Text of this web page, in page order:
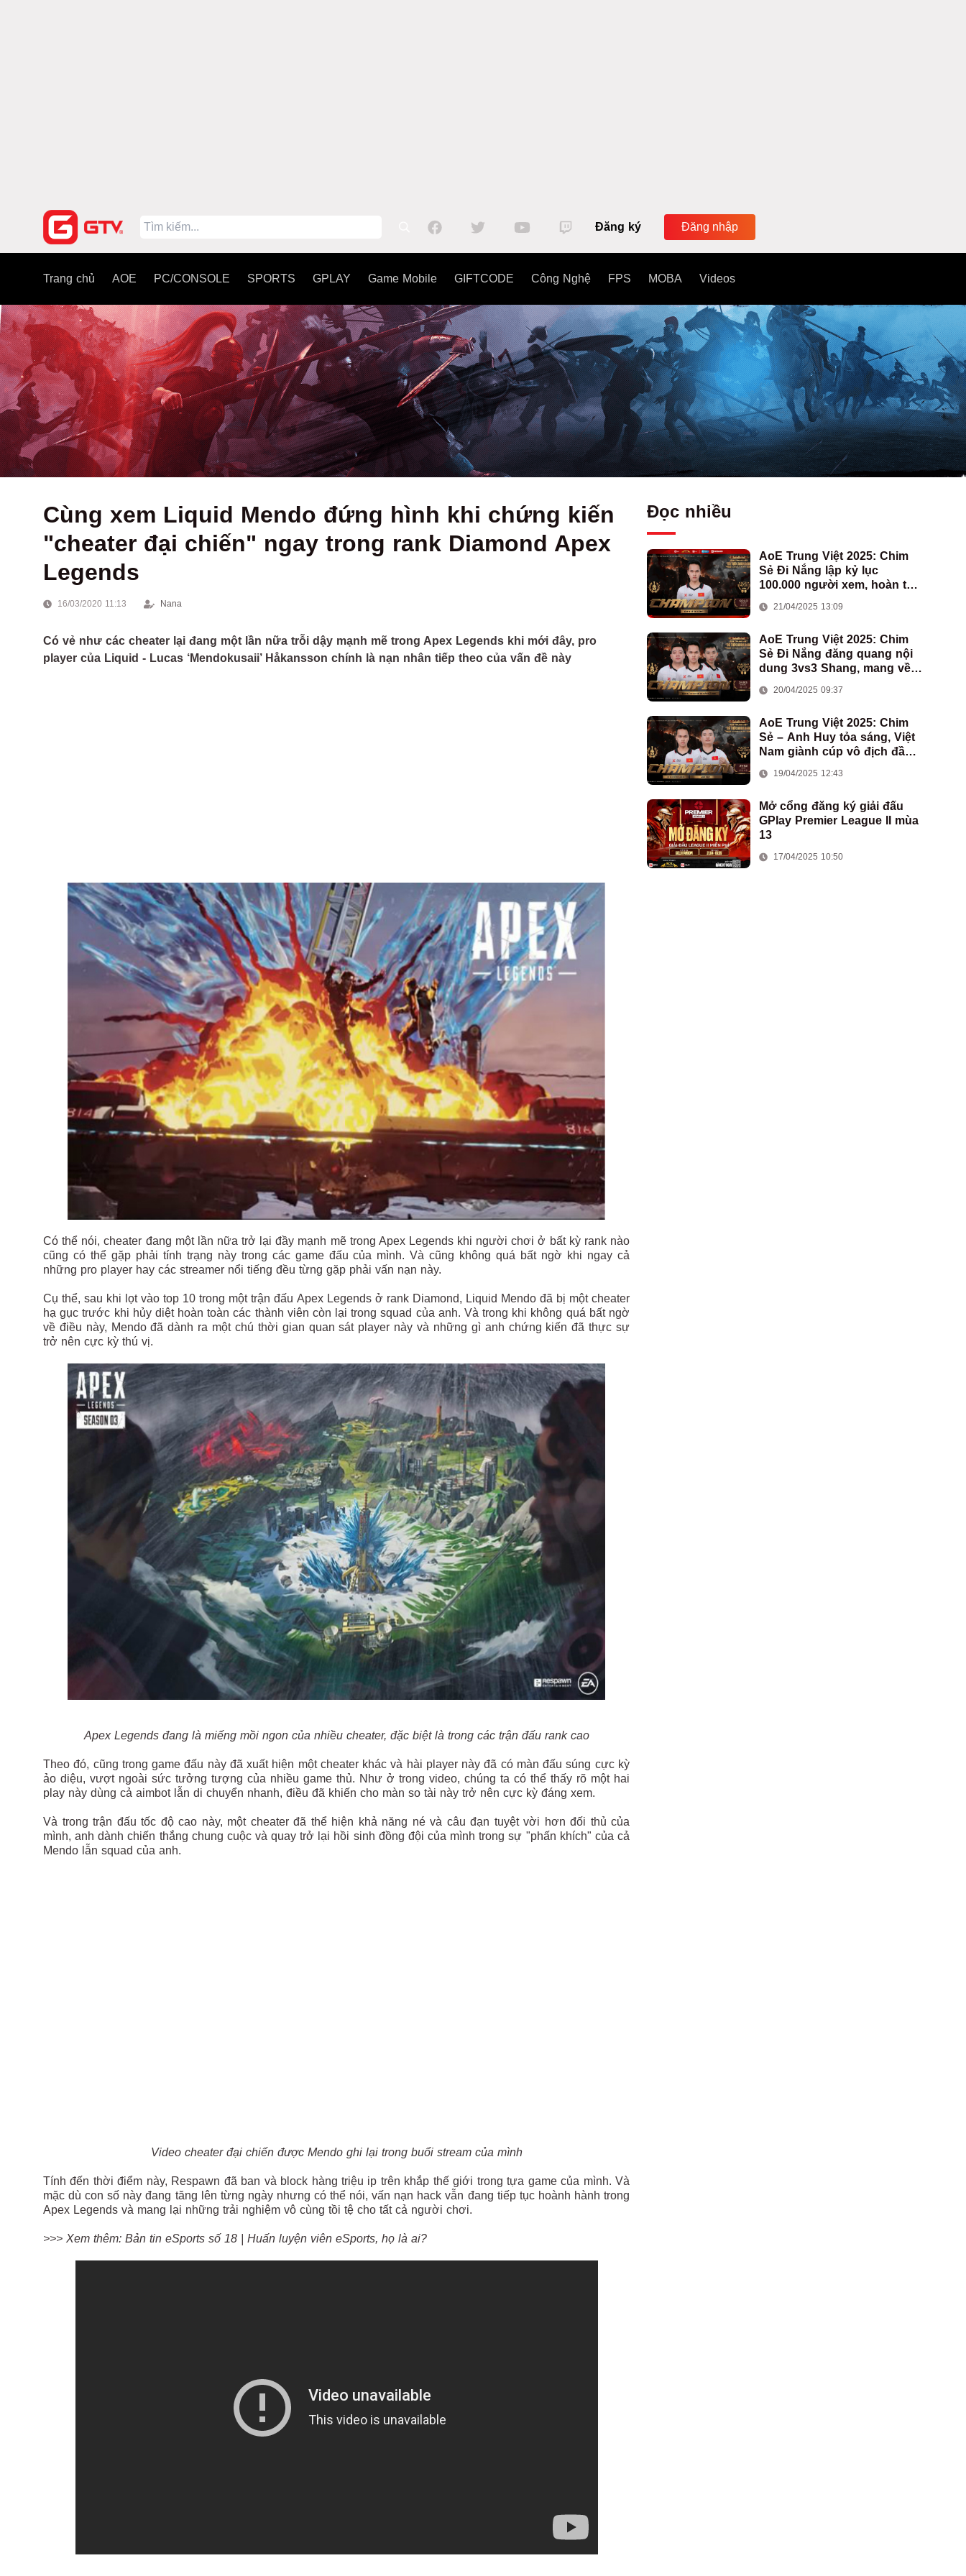
Đăng ký Đăng nhập
Trang chủ AOE PC/CONSOLE SPORTS GPLAY Game Mobile GIFTCODE Công Nghệ FPS MOBA Videos
Cùng xem Liquid Mendo đứng hình khi chứng kiến
"cheater đại chiến" ngay trong rank Diamond Apex
Legends
16/03/2020 11:13 Nana
Có vẻ như các cheater lại đang một lần nữa trỗi dậy mạnh mẽ trong Apex Legends khi mới đây, pro
player của Liquid - Lucas ‘Mendokusaii’ Håkansson chính là nạn nhân tiếp theo của vấn đề này
Có thể nói, cheater đang một lần nữa trở lại đầy mạnh mẽ trong Apex Legends khi người chơi ở bất kỳ rank nào
cũng có thể gặp phải tính trạng này trong các game đấu của mình. Và cũng không quá bất ngờ khi ngay cả
những pro player hay các streamer nổi tiếng đều từng gặp phải vấn nạn này.
Cụ thể, sau khi lọt vào top 10 trong một trận đấu Apex Legends ở rank Diamond, Liquid Mendo đã bị một cheater
hạ gục trước khi hủy diệt hoàn toàn các thành viên còn lại trong squad của anh. Và trong khi không quá bất ngờ
về điều này, Mendo đã dành ra một chú thời gian quan sát player này và những gì anh chứng kiến đã thực sự
trở nên cực kỳ thú vị.
Apex Legends đang là miếng mồi ngon của nhiều cheater, đặc biệt là trong các trận đấu rank cao
Theo đó, cũng trong game đấu này đã xuất hiện một cheater khác và hài player này đã có màn đấu súng cực kỳ
ảo diệu, vượt ngoài sức tưởng tượng của nhiều game thủ. Như ở trong video, chúng ta có thể thấy rõ một hai
play này dùng cả aimbot lẫn di chuyển nhanh, điều đã khiến cho màn so tài này trở nên cực kỳ đáng xem.
Và trong trận đấu tốc độ cao này, một cheater đã thể hiện khả năng né và câu đạn tuyệt vời hơn đối thủ của
mình, anh dành chiến thắng chung cuộc và quay trở lại hồi sinh đồng đội của mình trong sự "phấn khích" của cả
Mendo lẫn squad của anh.
Video cheater đại chiến được Mendo ghi lại trong buổi stream của mình
Tính đến thời điểm này, Respawn đã ban và block hàng triệu ip trên khắp thế giới trong tựa game của mình. Và
mặc dù con số này đang tăng lên từng ngày nhưng có thể nói, vấn nạn hack vẫn đang tiếp tục hoành hành trong
Apex Legends và mang lại những trải nghiệm vô cùng tồi tệ cho tất cả người chơi.
>>> Xem thêm: Bản tin eSports số 18 | Huấn luyện viên eSports, họ là ai?
Đọc nhiều
AoE Trung Việt 2025: Chim
Sẻ Đi Nắng lập kỷ lục
100.000 người xem, hoàn tất
Việt Nam
21/04/2025 13:09
AoE Trung Việt 2025: Chim
Sẻ Đi Nắng đăng quang nội
dung 3vs3 Shang, mang về
đoàn AoE Việt Nam
20/04/2025 09:37
AoE Trung Việt 2025: Chim
Sẻ – Anh Huy tỏa sáng, Việt
Nam giành cúp vô địch đầu
19/04/2025 12:43
Mở cổng đăng ký giải đấu
GPlay Premier League II mùa
13
17/04/2025 10:50